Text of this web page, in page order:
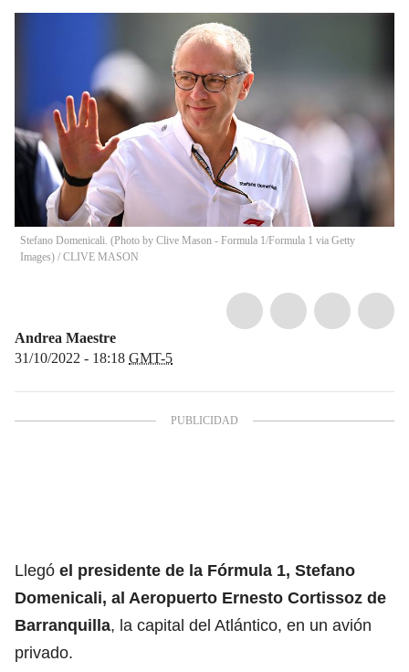
Stefano Domenicali. (Photo by Clive Mason - Formula 1/Formula 1 via Getty
Images) / CLIVE MASON
Andrea Maestre
31/10/2022 - 18:18 GMT-5
Llegó el presidente de la Fórmula 1, Stefano
Domenicali, al Aeropuerto Ernesto Cortissoz de
Barranquilla, la capital del Atlántico, en un avión
privado.